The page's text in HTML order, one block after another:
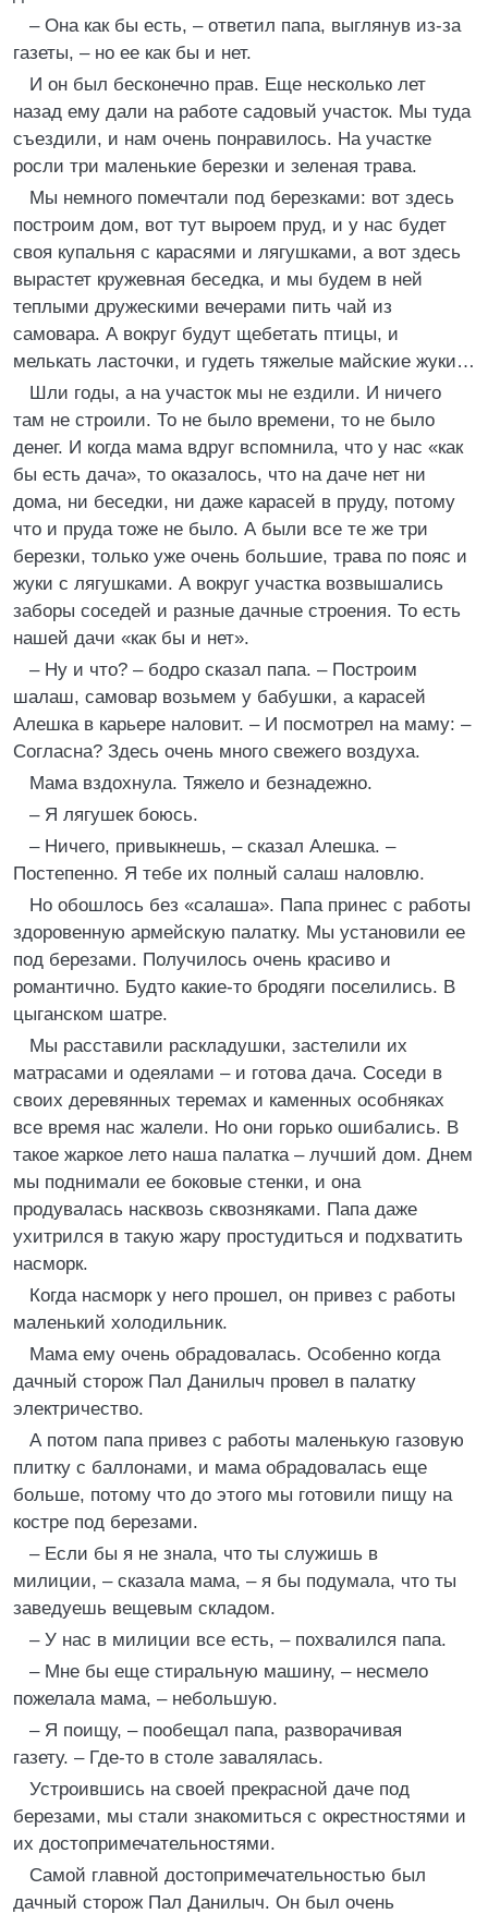
– Она как бы есть, – ответил папа, выглянув из-за
газеты, – но ее как бы и нет.
И он был бесконечно прав. Еще несколько лет
назад ему дали на работе садовый участок. Мы туда
съездили, и нам очень понравилось. На участке
росли три маленькие березки и зеленая трава.
Мы немного помечтали под березками: вот здесь
построим дом, вот тут выроем пруд, и у нас будет
своя купальня с карасями и лягушками, а вот здесь
вырастет кружевная беседка, и мы будем в ней
теплыми дружескими вечерами пить чай из
самовара. А вокруг будут щебетать птицы, и
мелькать ласточки, и гудеть тяжелые майские жуки…
Шли годы, а на участок мы не ездили. И ничего
там не строили. То не было времени, то не было
денег. И когда мама вдруг вспомнила, что у нас «как
бы есть дача», то оказалось, что на даче нет ни
дома, ни беседки, ни даже карасей в пруду, потому
что и пруда тоже не было. А были все те же три
березки, только уже очень большие, трава по пояс и
жуки с лягушками. А вокруг участка возвышались
заборы соседей и разные дачные строения. То есть
нашей дачи «как бы и нет».
– Ну и что? – бодро сказал папа. – Построим
шалаш, самовар возьмем у бабушки, а карасей
Алешка в карьере наловит. – И посмотрел на маму: –
Согласна? Здесь очень много свежего воздуха.
Мама вздохнула. Тяжело и безнадежно.
– Я лягушек боюсь.
– Ничего, привыкнешь, – сказал Алешка. –
Постепенно. Я тебе их полный салаш наловлю.
Но обошлось без «салаша». Папа принес с работы
здоровенную армейскую палатку. Мы установили ее
под березами. Получилось очень красиво и
романтично. Будто какие-то бродяги поселились. В
цыганском шатре.
Мы расставили раскладушки, застелили их
матрасами и одеялами – и готова дача. Соседи в
своих деревянных теремах и каменных особняках
все время нас жалели. Но они горько ошибались. В
такое жаркое лето наша палатка – лучший дом. Днем
мы поднимали ее боковые стенки, и она
продувалась насквозь сквозняками. Папа даже
ухитрился в такую жару простудиться и подхватить
насморк.
Когда насморк у него прошел, он привез с работы
маленький холодильник.
Мама ему очень обрадовалась. Особенно когда
дачный сторож Пал Данилыч провел в палатку
электричество.
А потом папа привез с работы маленькую газовую
плитку с баллонами, и мама обрадовалась еще
больше, потому что до этого мы готовили пищу на
костре под березами.
– Если бы я не знала, что ты служишь в
милиции, – сказала мама, – я бы подумала, что ты
заведуешь вещевым складом.
– У нас в милиции все есть, – похвалился папа.
– Мне бы еще стиральную машину, – несмело
пожелала мама, – небольшую.
– Я поищу, – пообещал папа, разворачивая
газету. – Где-то в столе завалялась.
Устроившись на своей прекрасной даче под
березами, мы стали знакомиться с окрестностями и
их достопримечательностями.
Самой главной достопримечательностью был
дачный сторож Пал Данилыч. Он был очень